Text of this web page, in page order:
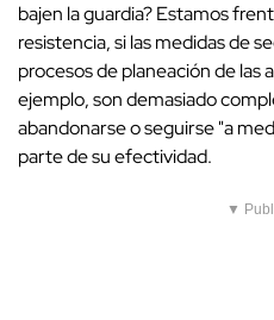
bajen la guardia? Estamos
resistencia, si las medidas de
procesos de planeación de las
ejemplo, son demasiado
abandonarse o seguirse "a
parte de su efectividad.
▼